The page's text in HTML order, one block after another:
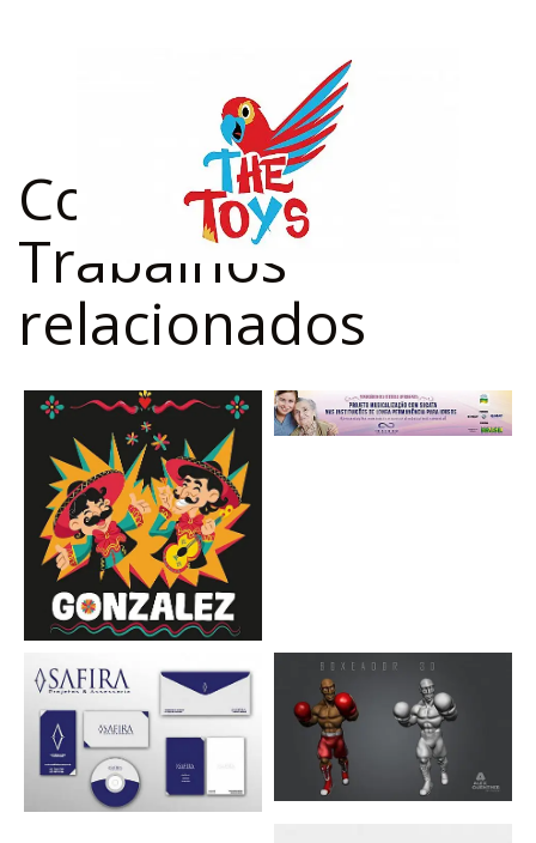
Confira outros
Trabalhos
relacionados